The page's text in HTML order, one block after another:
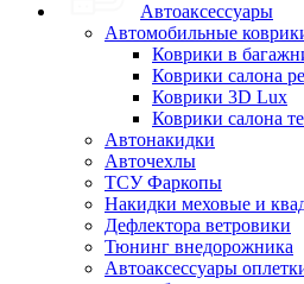
Автоаксессуары
Автомобильные
Коврики в
Коврики салона
Коврики 3D Lux
Коврики салона
Автонакидки
Авточехлы
ТСУ Фаркопы
Накидки меховые и
Дефлектора ветровики
Тюнинг внедорожника
Автоаксессуары